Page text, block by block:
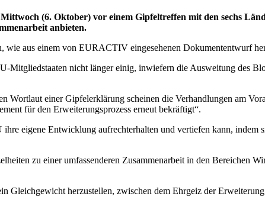
(6. Oktober) vor einem Gipfeltreffen mit den sechs
anbieten.
wie aus einem von EURACTIV eingesehenen Dokumententwurf
Mitgliedstaaten nicht länger einig, inwiefern die Ausweitung des
Wortlaut einer Gipfelerklärung scheinen die Verhandlungen am
für den Erweiterungsprozess erneut bekräftigt“.
eigene Entwicklung aufrechterhalten und vertiefen kann,
zu einer umfassenderen Zusammenarbeit in den Bereichen
Gleichgewicht herzustellen, zwischen dem Ehrgeiz der